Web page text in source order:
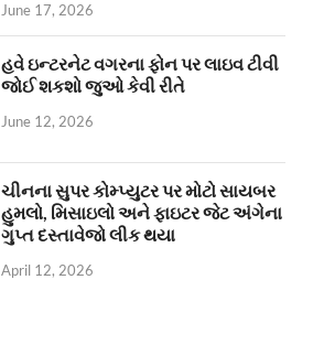
June 17, 2026
હવે ઇન્ટરનેટ વગરના ફોન પર લાઇવ ટીવી
જોઈ શકશો જુઓ કેવી રીતે
June 12, 2026
ચીનના સુપર કોમ્પ્યુટર પર મોટો સાયબર
હુમલો, મિસાઇલો અને ફાઇટર જેટ અંગેના
ગુપ્ત દસ્તાવેજો લીક થયા
April 12, 2026